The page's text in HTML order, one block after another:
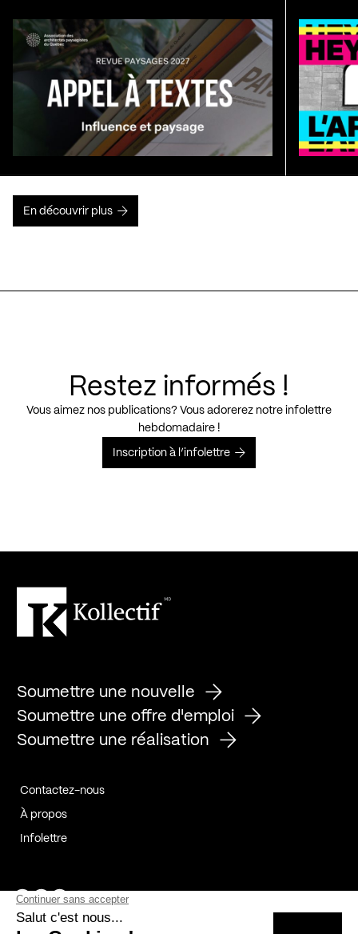
En découvrir plus
Restez informés !
Vous aimez nos publications? Vous adorerez notre infolettre
hebdomadaire !
Inscription à l’infolettre
Soumettre une nouvelle
Soumettre une offre d'emploi
Soumettre une réalisation
Contactez-nous
À propos
Infolettre
Page Facebook de Kollectif
Page Instagram de Kollectif
Page Linkedin de Kollectif